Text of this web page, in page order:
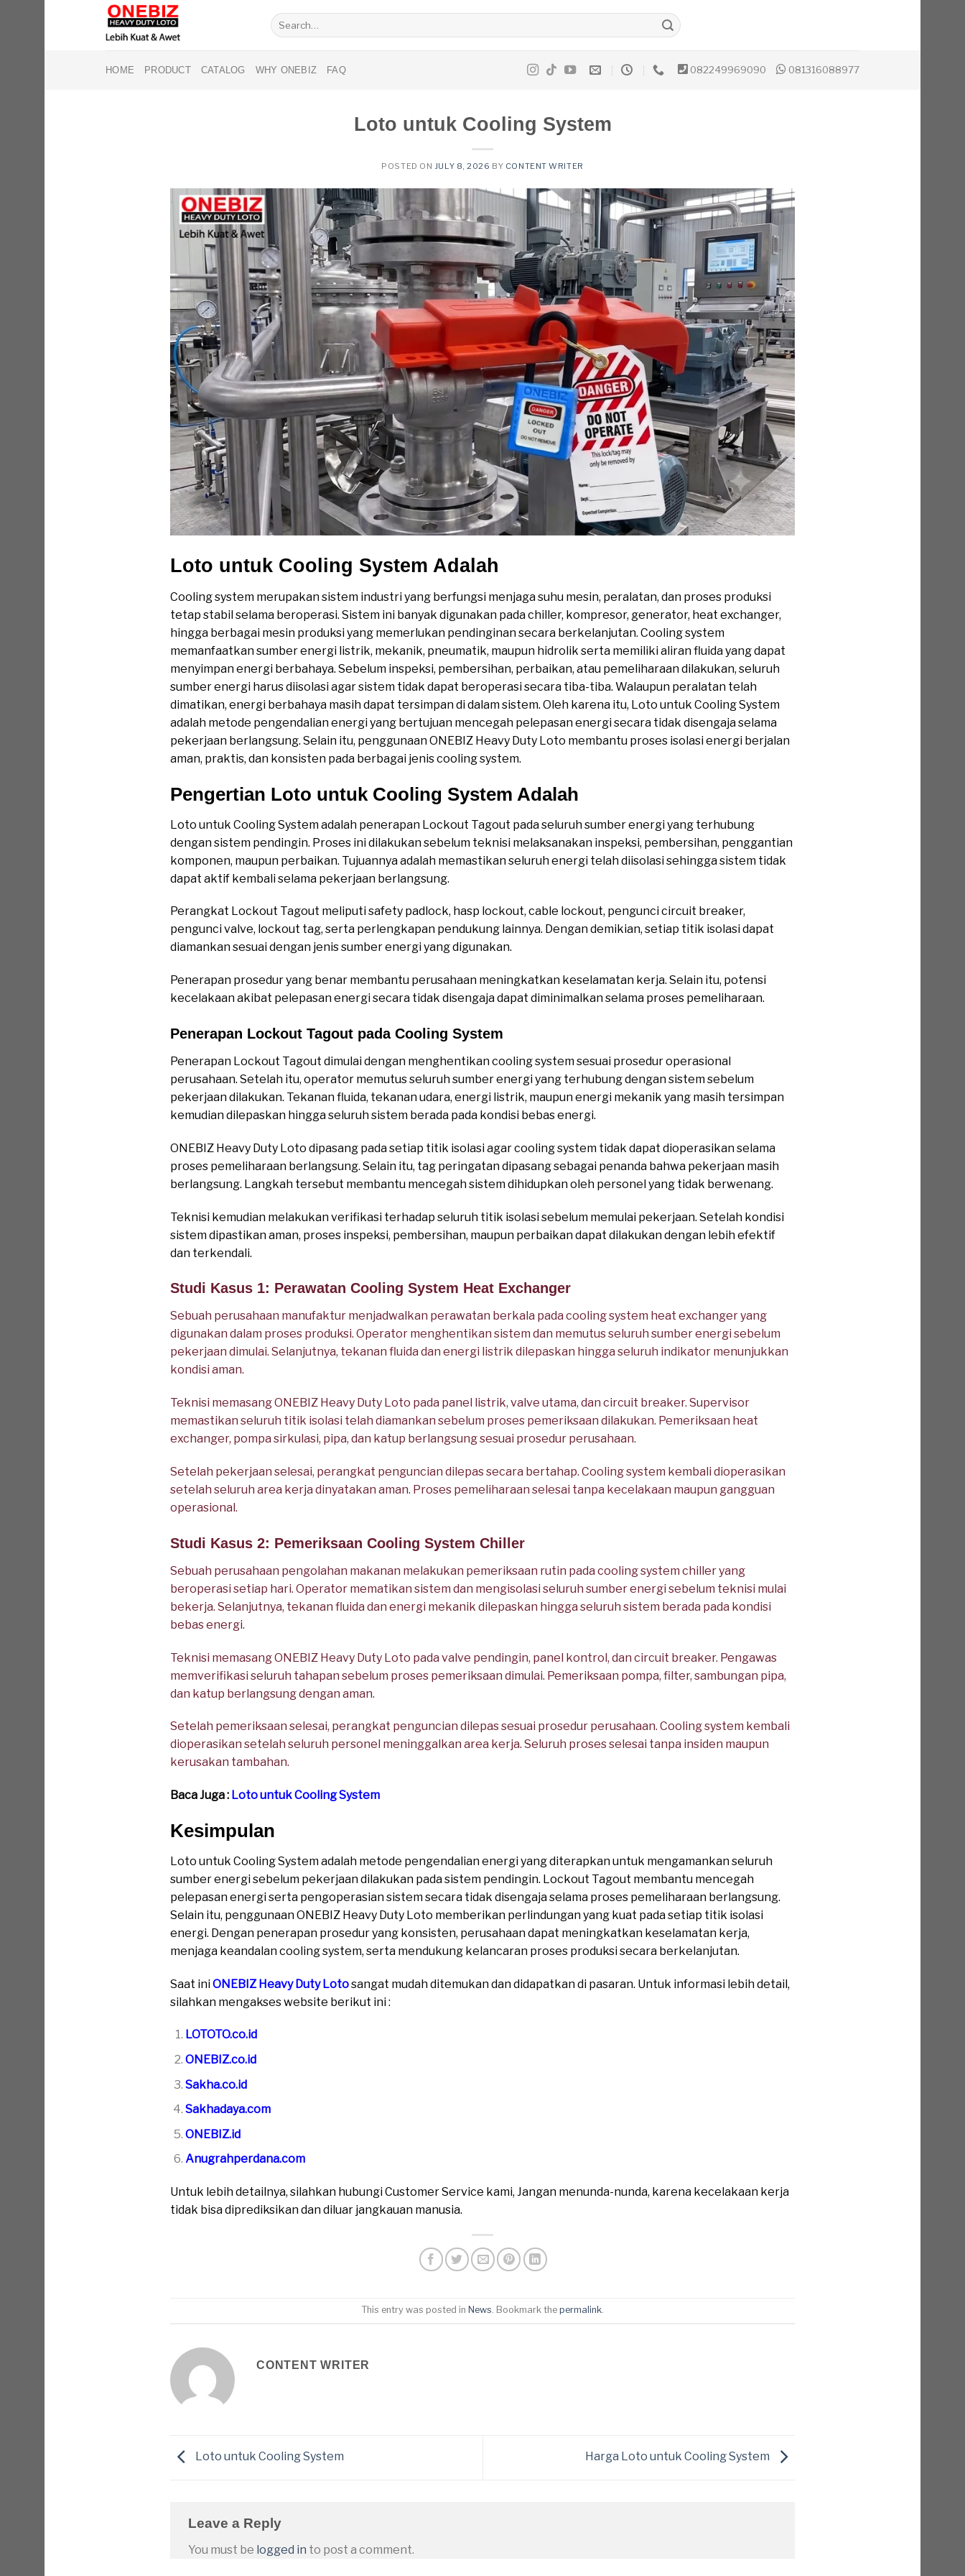
Search
for:
HOME PRODUCT CATALOG WHY ONEBIZ FAQ 082249969090 081316088977
Loto untuk Cooling System
POSTED ON JULY 8, 2026 BY CONTENT WRITER
Loto untuk Cooling System Adalah
Cooling system merupakan sistem industri yang berfungsi menjaga suhu mesin, peralatan, dan proses produksi
tetap stabil selama beroperasi. Sistem ini banyak digunakan pada chiller, kompresor, generator, heat exchanger,
hingga berbagai mesin produksi yang memerlukan pendinginan secara berkelanjutan. Cooling system
memanfaatkan sumber energi listrik, mekanik, pneumatik, maupun hidrolik serta memiliki aliran fluida yang dapat
menyimpan energi berbahaya. Sebelum inspeksi, pembersihan, perbaikan, atau pemeliharaan dilakukan, seluruh
sumber energi harus diisolasi agar sistem tidak dapat beroperasi secara tiba-tiba. Walaupun peralatan telah
dimatikan, energi berbahaya masih dapat tersimpan di dalam sistem. Oleh karena itu, Loto untuk Cooling System
adalah metode pengendalian energi yang bertujuan mencegah pelepasan energi secara tidak disengaja selama
pekerjaan berlangsung. Selain itu, penggunaan ONEBIZ Heavy Duty Loto membantu proses isolasi energi berjalan
aman, praktis, dan konsisten pada berbagai jenis cooling system.
Pengertian Loto untuk Cooling System Adalah
Loto untuk Cooling System adalah penerapan Lockout Tagout pada seluruh sumber energi yang terhubung
dengan sistem pendingin. Proses ini dilakukan sebelum teknisi melaksanakan inspeksi, pembersihan, penggantian
komponen, maupun perbaikan. Tujuannya adalah memastikan seluruh energi telah diisolasi sehingga sistem tidak
dapat aktif kembali selama pekerjaan berlangsung.
Perangkat Lockout Tagout meliputi safety padlock, hasp lockout, cable lockout, pengunci circuit breaker,
pengunci valve, lockout tag, serta perlengkapan pendukung lainnya. Dengan demikian, setiap titik isolasi dapat
diamankan sesuai dengan jenis sumber energi yang digunakan.
Penerapan prosedur yang benar membantu perusahaan meningkatkan keselamatan kerja. Selain itu, potensi
kecelakaan akibat pelepasan energi secara tidak disengaja dapat diminimalkan selama proses pemeliharaan.
Penerapan Lockout Tagout pada Cooling System
Penerapan Lockout Tagout dimulai dengan menghentikan cooling system sesuai prosedur operasional
perusahaan. Setelah itu, operator memutus seluruh sumber energi yang terhubung dengan sistem sebelum
pekerjaan dilakukan. Tekanan fluida, tekanan udara, energi listrik, maupun energi mekanik yang masih tersimpan
kemudian dilepaskan hingga seluruh sistem berada pada kondisi bebas energi.
ONEBIZ Heavy Duty Loto dipasang pada setiap titik isolasi agar cooling system tidak dapat dioperasikan selama
proses pemeliharaan berlangsung. Selain itu, tag peringatan dipasang sebagai penanda bahwa pekerjaan masih
berlangsung. Langkah tersebut membantu mencegah sistem dihidupkan oleh personel yang tidak berwenang.
Teknisi kemudian melakukan verifikasi terhadap seluruh titik isolasi sebelum memulai pekerjaan. Setelah kondisi
sistem dipastikan aman, proses inspeksi, pembersihan, maupun perbaikan dapat dilakukan dengan lebih efektif
dan terkendali.
Studi Kasus 1: Perawatan Cooling System Heat Exchanger
Sebuah perusahaan manufaktur menjadwalkan perawatan berkala pada cooling system heat exchanger yang
digunakan dalam proses produksi. Operator menghentikan sistem dan memutus seluruh sumber energi sebelum
pekerjaan dimulai. Selanjutnya, tekanan fluida dan energi listrik dilepaskan hingga seluruh indikator menunjukkan
kondisi aman.
Teknisi memasang ONEBIZ Heavy Duty Loto pada panel listrik, valve utama, dan circuit breaker. Supervisor
memastikan seluruh titik isolasi telah diamankan sebelum proses pemeriksaan dilakukan. Pemeriksaan heat
exchanger, pompa sirkulasi, pipa, dan katup berlangsung sesuai prosedur perusahaan.
Setelah pekerjaan selesai, perangkat penguncian dilepas secara bertahap. Cooling system kembali dioperasikan
setelah seluruh area kerja dinyatakan aman. Proses pemeliharaan selesai tanpa kecelakaan maupun gangguan
operasional.
Studi Kasus 2: Pemeriksaan Cooling System Chiller
Sebuah perusahaan pengolahan makanan melakukan pemeriksaan rutin pada cooling system chiller yang
beroperasi setiap hari. Operator mematikan sistem dan mengisolasi seluruh sumber energi sebelum teknisi mulai
bekerja. Selanjutnya, tekanan fluida dan energi mekanik dilepaskan hingga seluruh sistem berada pada kondisi
bebas energi.
Teknisi memasang ONEBIZ Heavy Duty Loto pada valve pendingin, panel kontrol, dan circuit breaker. Pengawas
memverifikasi seluruh tahapan sebelum proses pemeriksaan dimulai. Pemeriksaan pompa, filter, sambungan pipa,
dan katup berlangsung dengan aman.
Setelah pemeriksaan selesai, perangkat penguncian dilepas sesuai prosedur perusahaan. Cooling system kembali
dioperasikan setelah seluruh personel meninggalkan area kerja. Seluruh proses selesai tanpa insiden maupun
kerusakan tambahan.
Baca Juga : Loto untuk Cooling System
Kesimpulan
Loto untuk Cooling System adalah metode pengendalian energi yang diterapkan untuk mengamankan seluruh
sumber energi sebelum pekerjaan dilakukan pada sistem pendingin. Lockout Tagout membantu mencegah
pelepasan energi serta pengoperasian sistem secara tidak disengaja selama proses pemeliharaan berlangsung.
Selain itu, penggunaan ONEBIZ Heavy Duty Loto memberikan perlindungan yang kuat pada setiap titik isolasi
energi. Dengan penerapan prosedur yang konsisten, perusahaan dapat meningkatkan keselamatan kerja,
menjaga keandalan cooling system, serta mendukung kelancaran proses produksi secara berkelanjutan.
Saat iniONEBIZ Heavy Duty Lotosangat mudah ditemukan dan didapatkan di pasaran. Untuk informasi lebih detail,
silahkan mengakses website berikut ini :
LOTOTO.co.id
ONEBIZ.co.id
Sakha.co.id
Sakhadaya.com
ONEBIZ.id
Anugrahperdana.com
Untuk lebih detailnya, silahkan hubungi Customer Service kami, Jangan menunda-nunda, karena kecelakaan kerja
tidak bisa diprediksikan dan diluar jangkauan manusia.
This entry was posted in News. Bookmark the permalink.
CONTENT WRITER
Loto untuk Cooling System Harga Loto untuk Cooling System
Leave a Reply
You must be logged in to post a comment.